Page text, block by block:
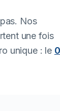
Nos
une fois
unique : le